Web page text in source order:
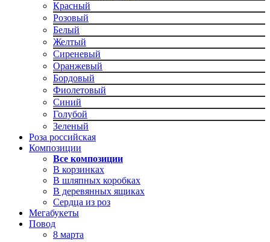
Красный
Розовый
Белый
Желтый
Сиреневый
Оранжевый
Бордовый
Фиолетовый
Синий
Голубой
Зеленый
Роза российская
Композиции
Все композиции
В корзинках
В шляпных коробках
В деревянных ящиках
Сердца из роз
Мегабукеты
Повод
8 марта